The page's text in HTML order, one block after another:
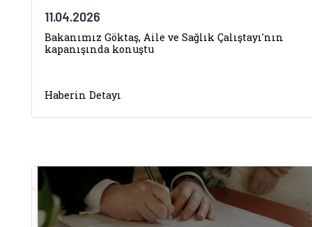
11.04.2026
Bakanımız Göktaş, Aile ve Sağlık Çalıştayı'nın
kapanışında konuştu
Haberin Detayı